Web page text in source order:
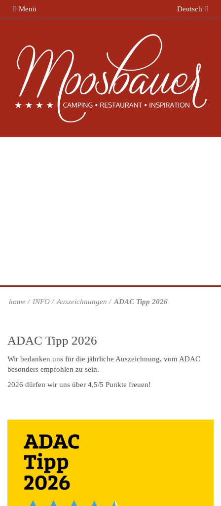
Menü Deutsch
home INFO Auszeichnungen ADAC Tipp 2026
ADAC Tipp 2026
Wir bedanken uns für die jährliche Auszeichnung, vom ADAC
besonders empfohlen zu sein.
2026 dürfen wir uns über 4,5/5 Punkte freuen!